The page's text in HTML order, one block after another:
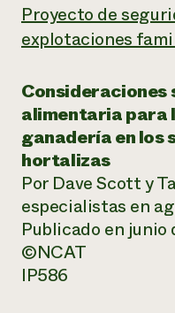
Proyecto de
explotaciones
Consideraciones
alimentaria para
ganadería en los
hortalizas
Por Dave Scott y
especialistas en
Publicado en junio
©NCAT
IP586